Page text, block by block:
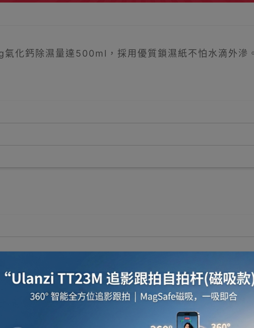
化鈣除濕量達500ml，採用優質鎖濕紙不怕水滴外滲